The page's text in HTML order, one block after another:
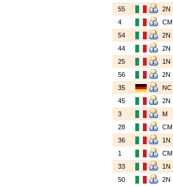
55
2N
4
CM
54
2N
44
2N
25
1N
56
2N
35
NC
45
2N
3
M
28
CM
36
1N
1
CM
33
1N
50
2N